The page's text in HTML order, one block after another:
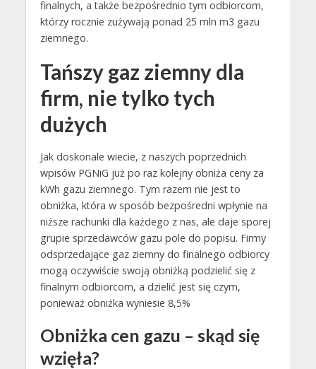
finalnych, a także bezpośrednio tym odbiorcom,
którzy rocznie zużywają ponad 25 mln m3 gazu
ziemnego.
Tańszy gaz ziemny dla
firm, nie tylko tych
dużych
Jak doskonale wiecie, z naszych poprzednich
wpisów PGNiG już po raz kolejny obniża ceny za
kWh gazu ziemnego. Tym razem nie jest to
obniżka, która w sposób bezpośredni wpłynie na
niższe rachunki dla każdego z nas, ale daje sporej
grupie sprzedawców gazu pole do popisu. Firmy
odsprzedające gaz ziemny do finalnego odbiorcy
mogą oczywiście swoją obniżką podzielić się z
finalnym odbiorcom, a dzielić jest się czym,
ponieważ obniżka wyniesie 8,5%
Obniżka cen gazu – skąd się
wzięła?